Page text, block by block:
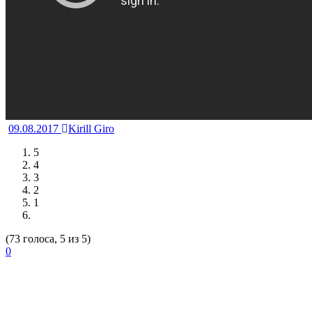
09.08.2017
Kirill Giro
5
4
3
2
1
(73 голоса, 5 из 5)
0